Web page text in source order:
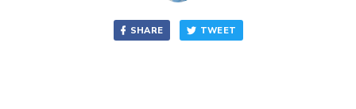
SHARE TWEET